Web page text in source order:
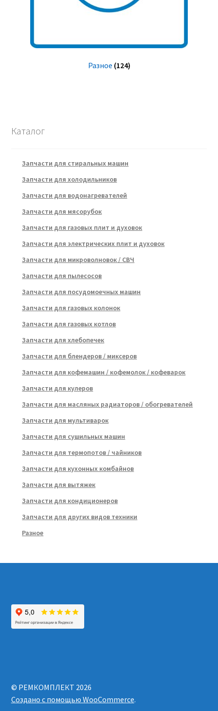
Разное (124)
Каталог
Запчасти для стиральных машин
Запчасти для холодильников
Запчасти для водонагревателей
Запчасти для мясорубок
Запчасти для газовых плит и духовок
Запчасти для электрических плит и духовок
Запчасти для микроволновок / СВЧ
Запчасти для пылесосов
Запчасти для посудомоечных машин
Запчасти для газовых колонок
Запчасти для газовых котлов
Запчасти для хлебопечек
Запчасти для блендеров / миксеров
Запчасти для кофемашин / кофемолок / кофеварок
Запчасти для кулеров
Запчасти для масляных радиаторов / обогревателей
Запчасти для мультиварок
Запчасти для сушильных машин
Запчасти для термопотов / чайников
Запчасти для кухонных комбайнов
Запчасти для вытяжек
Запчасти для кондиционеров
Запчасти для других видов техники
Разное
© РЕМКОМПЛЕКТ 2026
Создано с помощью WooCommerce.